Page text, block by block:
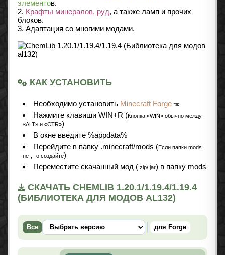
элементов.
2. Крафты минералов, руд, а также ламп и прочих
блоков.
3. Адаптация со многими модами.
КАК УСТАНОВИТЬ
Необходимо установить Minecraft Forge
Нажмите клавиши WIN+R (Кнопка «WIN» обычно между
«ALT» и «CTR»)
В окне введите %appdata%
Перейдите в папку .minecraft/mods (Если папки mods
нет, то создайте)
Переместите скачанный мод ( .zip/.jar) в папку mods
СКАЧАТЬ CHEMLIB 1.20.1/1.19.4/1.19.4
(БИБЛИОТЕКА ДЛЯ МОДОВ AL132)
Все для Forge